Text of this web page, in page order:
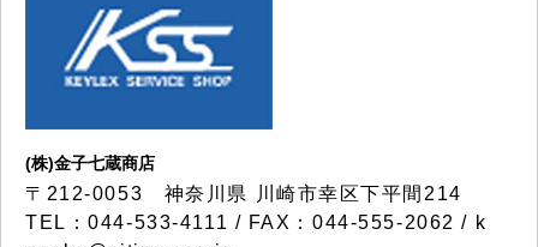
(株)金子七蔵商店
〒212-0053 神奈川県 川崎市幸区下平間214
TEL：044-533-4111 / FAX：044-555-2062 / k